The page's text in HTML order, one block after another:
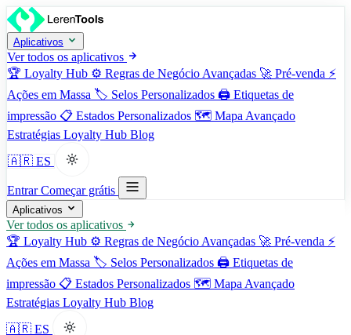
Aplicativos
Ver todos os aplicativos
🏆 Loyalty Hub ⚙️ Regras de Negócio Avançadas 🚀 Pré-venda ⚡
Ações em Massa 🏷️ Selos Personalizados 🖨️ Etiquetas de
impressão 📋 Estados Personalizados 🗺️ Mapa Avançado
Estratégias Loyalty Hub Blog
🇦🇷 ES
EntrarComeçar grátis
Aplicativos
Ver todos os aplicativos
🏆 Loyalty Hub ⚙️ Regras de Negócio Avançadas 🚀 Pré-venda ⚡
Ações em Massa 🏷️ Selos Personalizados 🖨️ Etiquetas de
impressão 📋 Estados Personalizados 🗺️ Mapa Avançado
Estratégias Loyalty Hub Blog
🇦🇷 ES